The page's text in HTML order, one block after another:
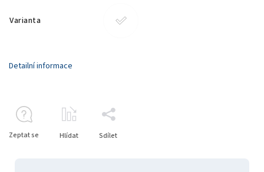
Varianta
Detailní informace
Zeptat se Hlídat Sdílet